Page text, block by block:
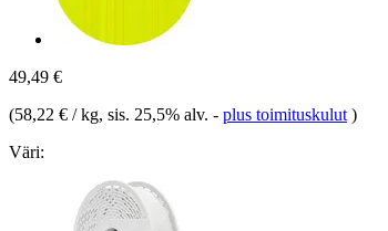
49,49 €
(58,22 € / kg, sis. 25,5% alv. - plus toimituskulut )
Väri: